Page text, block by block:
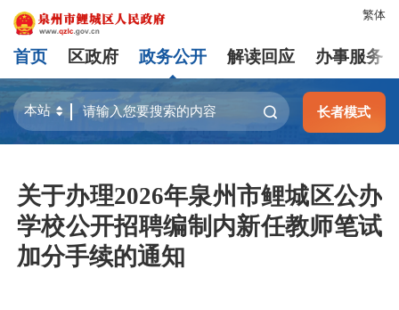
繁体
首页 区政府 政务公开 解读回应 办事服务
长者模式
关于办理2026年泉州市鲤城区公办
学校公开招聘编制内新任教师笔试
加分手续的通知